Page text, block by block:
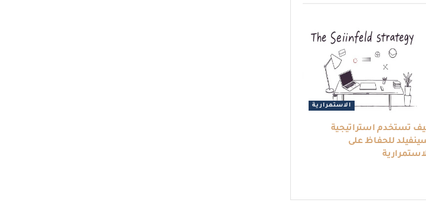
الاستمرارية
تستخدم استراتيجية
للحفاظ على